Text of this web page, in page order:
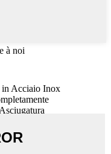
à noi
di l'acciaio
...